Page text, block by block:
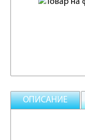
ОПИСАНИЕ